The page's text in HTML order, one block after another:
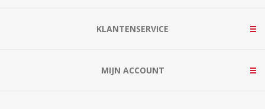
KLANTENSERVICE
MIJN ACCOUNT